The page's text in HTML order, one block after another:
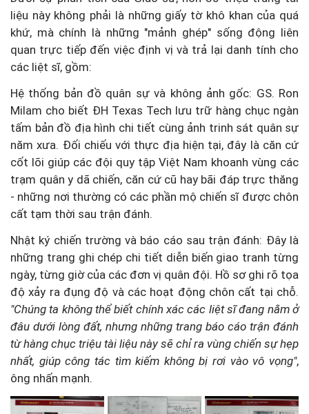
liệu này không phải là những giấy tờ khô khan của quá
khứ, mà chính là những "mảnh ghép" sống động liên
quan trực tiếp đến việc định vị và trả lại danh tính cho
các liệt sĩ, gồm:
Hệ thống bản đồ quân sự và không ảnh gốc: GS. Ron
Milam cho biết ĐH Texas Tech lưu trữ hàng chục ngàn
tấm bản đồ địa hình chi tiết cùng ảnh trinh sát quân sự
năm xưa. Đối chiếu với thực địa hiện tại, đây là căn cứ
cốt lõi giúp các đội quy tập Việt Nam khoanh vùng các
trạm quân y dã chiến, căn cứ cũ hay bãi đáp trực thăng
- những nơi thường có các phần mộ chiến sĩ được chôn
cất tạm thời sau trận đánh.
Nhật ký chiến trường và báo cáo sau trận đánh: Đây là
những trang ghi chép chi tiết diễn biến giao tranh từng
ngày, từng giờ của các đơn vị quân đội. Hồ sơ ghi rõ tọa
độ xảy ra đụng độ và các hoạt động chôn cất tại chỗ.
"Chúng ta không thể biết chính xác các liệt sĩ đang nằm ở
đâu dưới lòng đất, nhưng những trang báo cáo trận đánh
từ hàng chục triệu tài liệu này sẽ chỉ ra vùng chiến sự hẹp
nhất, giúp công tác tìm kiếm không bị rơi vào vô vọng",
ông nhấn mạnh.